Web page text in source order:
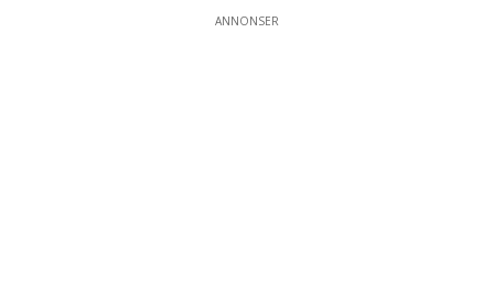
ANNONSER